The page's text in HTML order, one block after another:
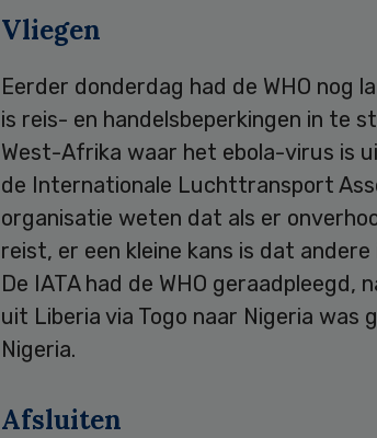
Vliegen
Eerder donderdag had de WHO nog
is reis- en handelsbeperkingen in te
West-Afrika waar het ebola-virus is
de Internationale Luchttransport
organisatie weten dat als er
reist, er een kleine kans is dat
De IATA had de WHO geraadpleegd,
uit Liberia via Togo naar Nigeria was
Nigeria.
Afsluiten